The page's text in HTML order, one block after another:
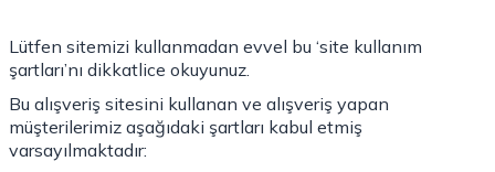
Lütfen sitemizi kullanmadan evvel bu ‘site kullanım
şartları’nı dikkatlice okuyunuz.
Bu alışveriş sitesini kullanan ve alışveriş yapan
müşterilerimiz aşağıdaki şartları kabul etmiş
varsayılmaktadır: